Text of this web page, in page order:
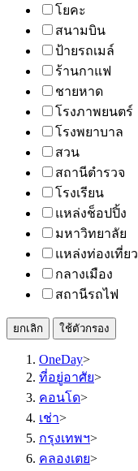
โยคะ
สนามบิน
ป้ายรถเมล์
ร้านกาแฟ
ชายหาด
โรงภาพยนตร์
โรงพยาบาล
สวน
สถานีตำรวจ
โรงเรียน
แหล่งช็อปปิ้ง
มหาวิทยาลัย
แหล่งท่องเที่ยว
กลางเมือง
สถานีรถไฟ
ยกเลิก ใช้ตัวกรอง
OneDay>
ที่อยู่อาศัย>
คอนโด>
เช่า>
กรุงเทพฯ>
คลองเตย>